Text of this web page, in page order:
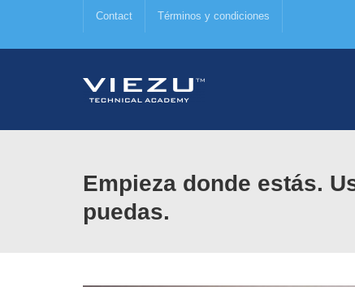
Contact Términos y condiciones
Empieza donde estás.
puedas.